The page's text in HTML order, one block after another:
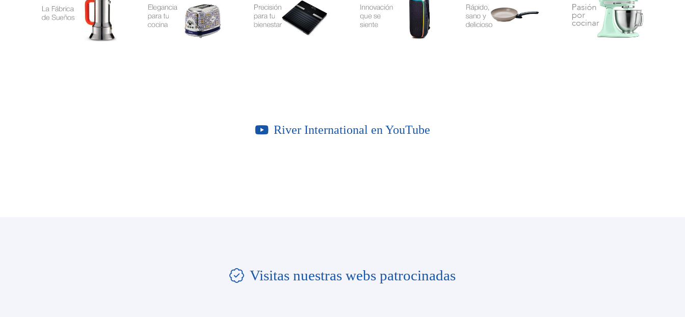
River International en YouTube
Visitas nuestras webs patrocinadas